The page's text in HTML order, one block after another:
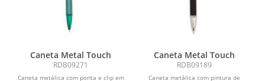
Caneta Metal Touch
RDB09271
Caneta metálica com ponta e clip em
Caneta Metal Touch
RDB09189
Caneta metálica com pintura de